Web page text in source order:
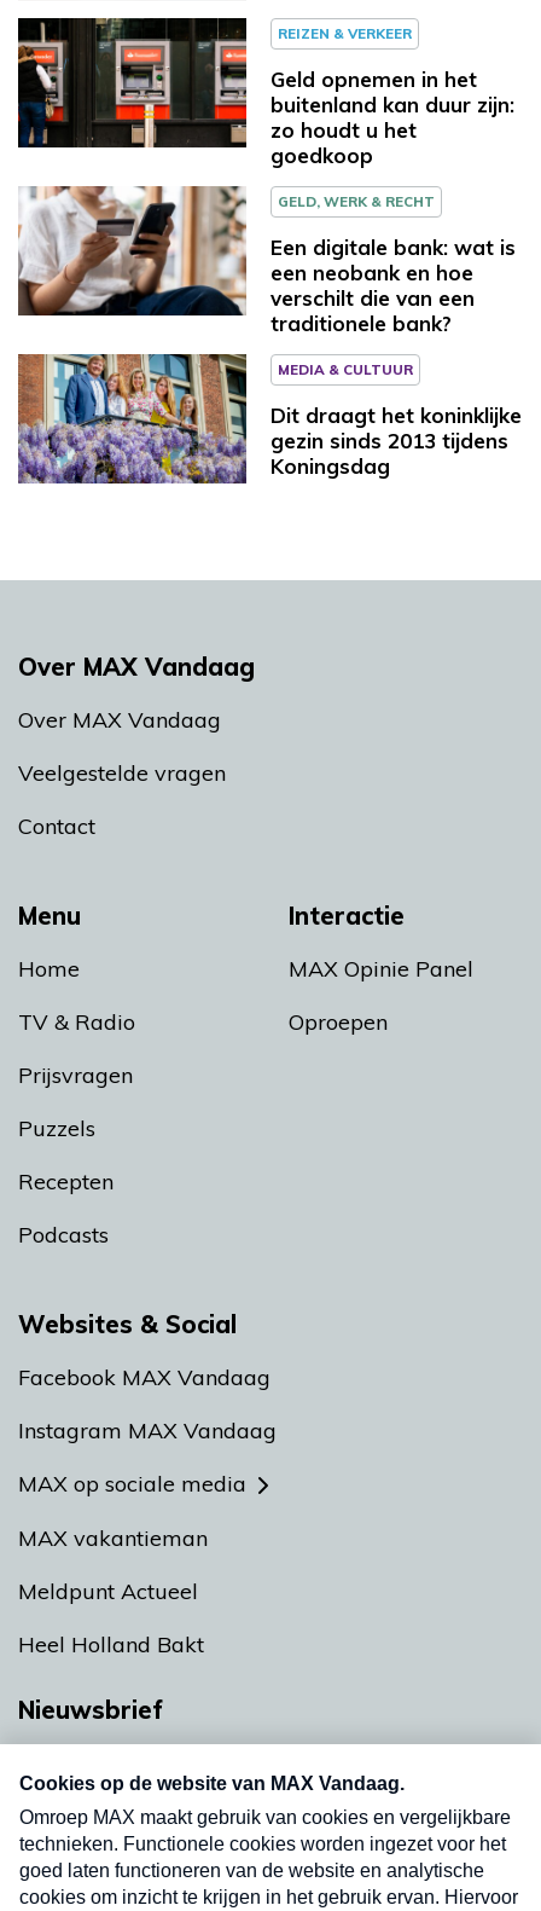
REIZEN & VERKEER
Geld opnemen in het
buitenland kan duur zijn:
zo houdt u het
goedkoop
GELD, WERK & RECHT
Een digitale bank: wat is
een neobank en hoe
verschilt die van een
traditionele bank?
MEDIA & CULTUUR
Dit draagt het koninklijke
gezin sinds 2013 tijdens
Koningsdag
Menu
Home
TV & Radio
Prijsvragen
Puzzels
Recepten
Podcasts
Interactie
MAX Opinie Panel
Oproepen
Over MAX Vandaag
Over MAX Vandaag
Veelgestelde vragen
Contact
Websites & Social
Facebook MAX Vandaag
Instagram MAX Vandaag
MAX op sociale media
MAX vakantieman
Meldpunt Actueel
Heel Holland Bakt
Nieuwsbrief
nieuwsbrief. Elke vrijdag- en dinsdagochtend in
uw mailbox.
Verzend